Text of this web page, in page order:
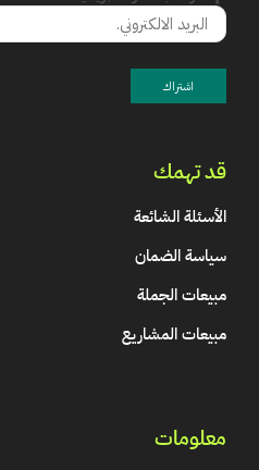
قد تهمك
الأسئلة الشائعة
سياسة الضمان
مبيعات الجملة
مبيعات المشاريع
معلومات